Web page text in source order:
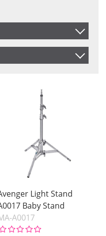
Nr.
Ikke på lager
Light Stand
Baby Stand
A0017